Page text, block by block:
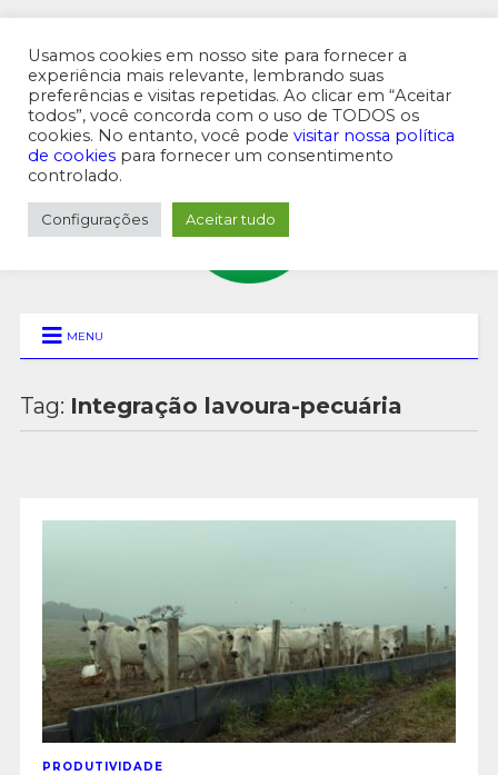
MENU SUPERIOR
MENU
Tag: Integração lavoura-pecuária
PRODUTIVIDADE
Usamos cookies em nosso site para fornecer a
experiência mais relevante, lembrando suas
preferências e visitas repetidas. Ao clicar em “Aceitar
todos”, você concorda com o uso de TODOS os
cookies. No entanto, você pode visitar nossa política
de cookies para fornecer um consentimento
controlado.
Configurações Aceitar tudo